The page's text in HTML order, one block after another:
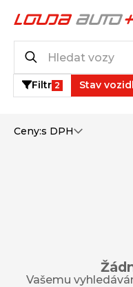
Filtr 2 Stav
Ceny:s DPH
Vašemu